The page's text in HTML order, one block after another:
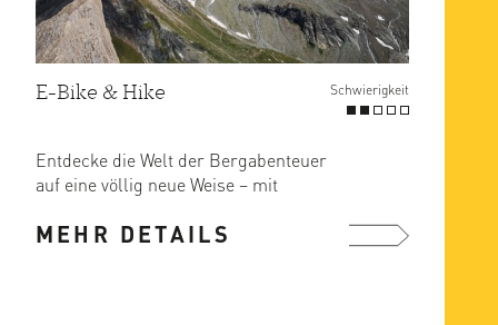
E-Bike & Hike Schwierigkeit
Entdecke die Welt der Bergabenteuer
auf eine völlig neue Weise – mit
...
MEHR DETAILS